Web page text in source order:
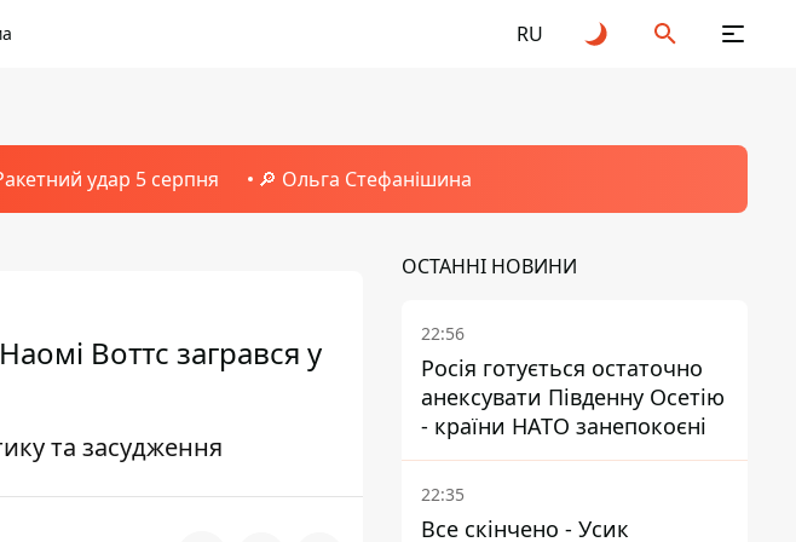
RU
удар 5 серпня 🔎 Ольга Стефанішина
Воттс загрався у
та засудження
ОСТАННІ НОВИНИ
22:56
Росія готується остаточно
анексувати Південну Осетію
- країни НАТО занепокоєні
22:35
Все скінчено - Усик